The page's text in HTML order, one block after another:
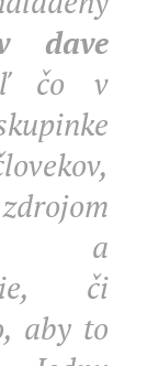
dave
čo v
a
či
aby to